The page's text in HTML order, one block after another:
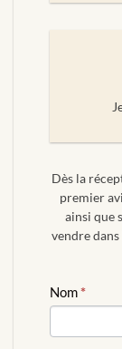
Dès la
premier
ainsi que
vendre
GRATUITE
Nom*